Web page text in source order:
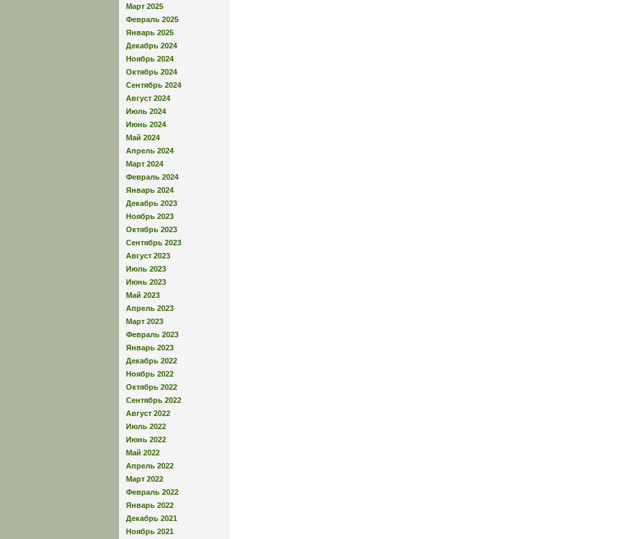
Март 2025
Февраль 2025
Январь 2025
Декабрь 2024
Ноябрь 2024
Октябрь 2024
Сентябрь 2024
Август 2024
Июль 2024
Июнь 2024
Май 2024
Апрель 2024
Март 2024
Февраль 2024
Январь 2024
Декабрь 2023
Ноябрь 2023
Октябрь 2023
Сентябрь 2023
Август 2023
Июль 2023
Июнь 2023
Май 2023
Апрель 2023
Март 2023
Февраль 2023
Январь 2023
Декабрь 2022
Ноябрь 2022
Октябрь 2022
Сентябрь 2022
Август 2022
Июль 2022
Июнь 2022
Май 2022
Апрель 2022
Март 2022
Февраль 2022
Январь 2022
Декабрь 2021
Ноябрь 2021